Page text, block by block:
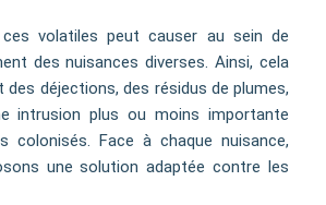
volatiles peut causer au sein de
des nuisances diverses. Ainsi, cela
des déjections, des résidus de plumes,
intrusion plus ou moins importante
colonisés. Face à chaque nuisance,
une solution adaptée contre les